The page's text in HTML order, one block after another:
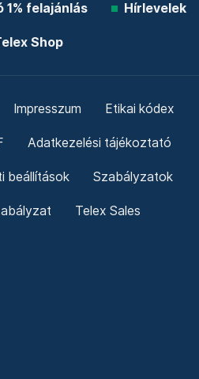
1% felajánlás Hírlevelek
Shop
Impresszum Etikai kódex
Adatkezelési tájékoztató
beállítások Szabályzatok
Telex Sales